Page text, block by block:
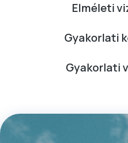
Elméleti
Gyakorlati
Gyakorlati